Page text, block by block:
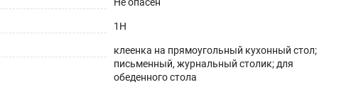
1H
клеенка на прямоугольный кухонный стол;
письменный, журнальный столик; для
обеденного стола